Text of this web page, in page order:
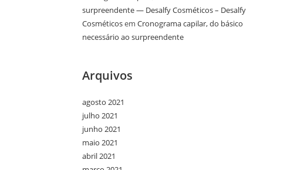
surpreendente — Desalfy Cosméticos – Desalfy
Cosméticosem Cronograma capilar, do básico
necessário ao surpreendente
Arquivos
agosto 2021
julho 2021
junho 2021
maio 2021
abril 2021